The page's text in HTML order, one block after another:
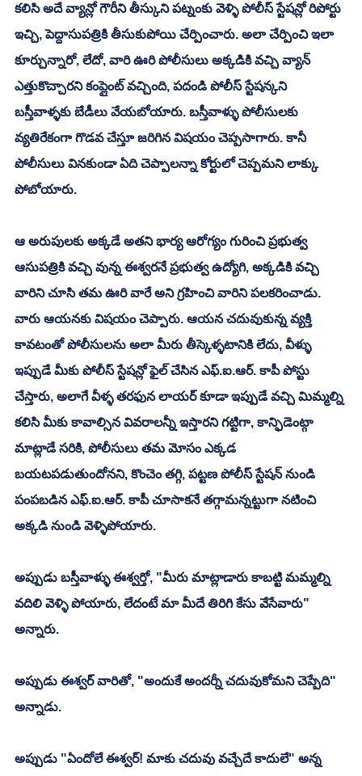
కలిసి అదే వ్యాన్లో గౌరీని తీస్కుని పట్నంకు వెళ్ళి పోలీస్ స్టేషన్లో రిపోర్టు
ఇచ్చి, పెద్దాసుపత్రికి తీసుకుపోయి చేర్పించారు. అలా చేర్పించి ఇలా
కూర్చున్నారో, లేదో, వారి ఊరి పోలీసులు అక్కడికి వచ్చి వ్యాన్
ఎత్తుకొచ్చారని కంప్లైంట్ వచ్చింది, పదండి పోలీస్ స్టేషన్కని
బస్తీవాళ్ళకు బేడీలు వేయబోయారు. బస్తీవాళ్ళు పోలీసులకు
వ్యతిరేకంగా గొడవ చేస్తూ జరిగిన విషయం చెప్పసాగారు. కానీ
పోలీసులు వినకుండా ఏది చెప్పాలన్నా కోర్టులో చెప్పమని లాక్కు
పోబోయారు.
ఆ అరుపులకు అక్కడే అతని భార్య ఆరోగ్యం గురించి ప్రభుత్వ
ఆసుపత్రికి వచ్చి వున్న ఈశ్వరనే ప్రభుత్వ ఉద్యోగి, అక్కడికి వచ్చి
వారిని చూసి తమ ఊరి వారే అని గ్రహించి వారిని పలకరించాడు.
వారు ఆయనకు విషయం చెప్పారు. ఆయన చదువుకున్న వ్యక్తి
కావటంతో పోలీసులను అలా మీరు తీస్కెళ్ళటానికి లేదు, వీళ్ళు
ఇప్పుడే మీకు పోలీస్ స్టేషన్లో ఫైల్ చేసిన ఎఫ్.ఐ.ఆర్. కాపీ పోస్టు
చేస్తారు, అలాగే వీళ్ళ తరఫున లాయర్ కూడా ఇప్పుడే వచ్చి మిమ్మల్ని
కలిసి మీకు కావాల్సిన వివరాలన్నీ ఇస్తారని గట్టిగా, కాన్ఫిడెంట్గా
మాట్లాడే సరికి, పోలీసులు తమ మోసం ఎక్కడ
బయటపడుతుందోనని, కొంచెం తగ్గి, పట్టణ పోలీస్ స్టేషన్ నుండి
పంపబడిన ఎఫ్.ఐ.ఆర్. కాపీ చూసాకనే తగ్గామన్నట్టుగా నటించి
అక్కడి నుండి వెళ్ళిపోయారు.
అప్పుడు బస్తీవాళ్ళు ఈశ్వర్తో, "మీరు మాట్లాడారు కాబట్టి మమ్మల్ని
వదిలి వెళ్ళి పోయారు, లేదంటే మా మీదే తిరిగి కేసు వేసేవారు"
అన్నారు.
అప్పుడు ఈశ్వర్ వారితో, "అందుకే అందర్నీ చదువుకోమని చెప్పేది"
అన్నాడు.
అప్పుడు "ఏందోలే ఈశ్వర్! మాకు చదువు వచ్చేదే కాదులే" అన్న